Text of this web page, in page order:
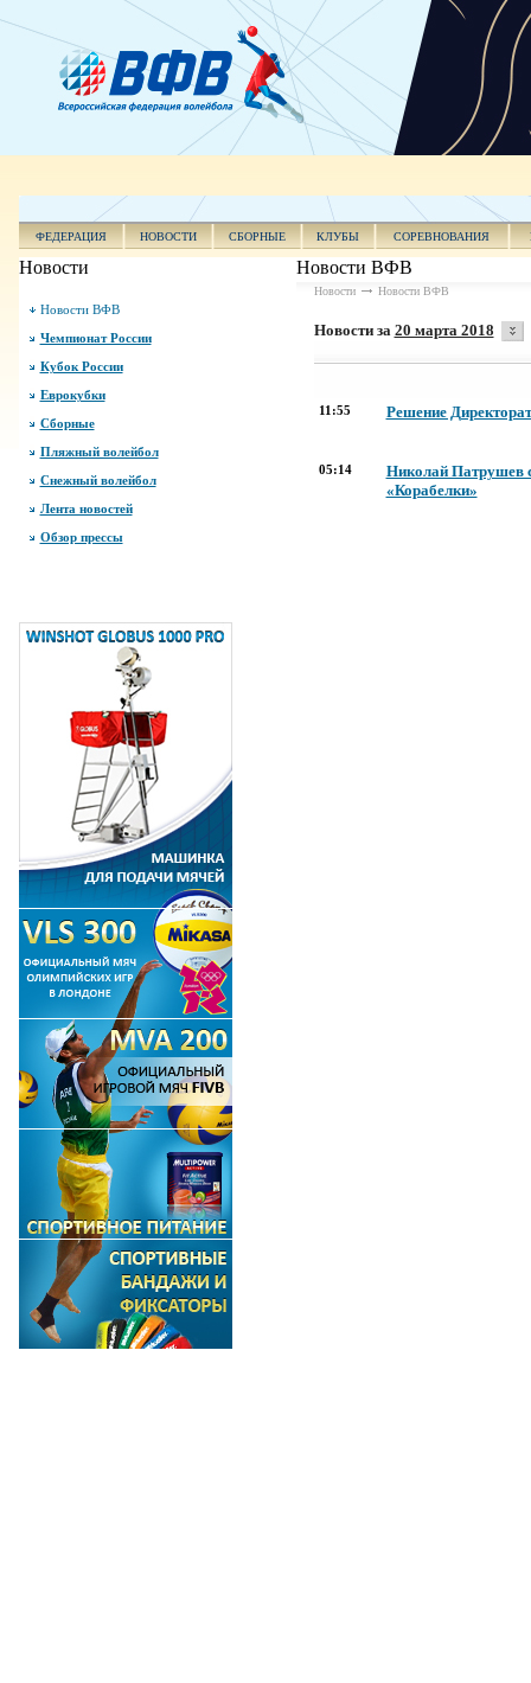
ФЕДЕРАЦИЯ НОВОСТИ СБОРНЫЕ КЛУБЫ СОРЕВНОВАНИЯ
Новости
Новости ВФВ
Чемпионат России
Кубок России
Еврокубки
Сборные
Пляжный волейбол
Снежный волейбол
Лента новостей
Обзор прессы
Новости ВФВ
Новости Новости ВФВ
Новости за 20 марта 2018
11:55 Решение
05:14
Николай Патрушев
«Корабелки»